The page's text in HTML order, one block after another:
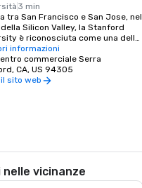
3 min
tra San Francisco e San Jose, nel
Silicon Valley, la Stanford
è riconosciuta come una delle
istituzioni di ricerca e
al mondo.
informazioni
commerciale Serra
CA, US 94305
sito web
vicinanze